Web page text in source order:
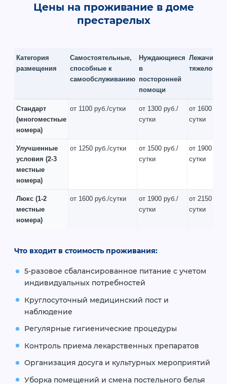
Цены на проживание в доме
престарелых
Категория
размещения
Самостоятельные,
способные к
самообслуживанию
Нуждающиеся
в
посторонней
помощи
Лежачие и
Стандарт
(многоместные
номера)
от 1100 руб./сутки
от 1300 руб./
сутки
от 1600
сутки
Улучшенные
условия (2-3
местные
номера)
от 1250 руб./сутки
от 1500 руб./
сутки
от 1900
сутки
Люкс (1-2
местные
номера)
от 1600 руб./сутки
от 1900 руб./
сутки
от 2150
сутки
Что входит в стоимость проживания:
5-разовое сбалансированное питание с учетом
индивидуальных потребностей
Круглосуточный медицинский пост и
наблюдение
Регулярные гигиенические процедуры
Контроль приема лекарственных препаратов
Организация досуга и культурных мероприятий
Уборка помещений и смена постельного белья